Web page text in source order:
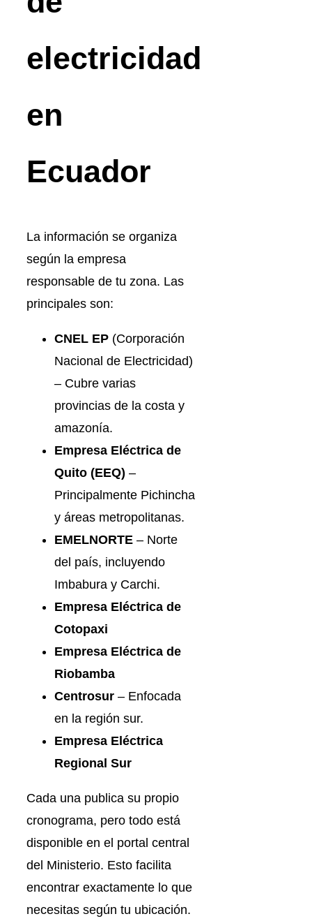
electricidad
en
Ecuador
La información se organiza
según la empresa
responsable de tu zona. Las
principales son:
CNEL EP (Corporación
Nacional de Electricidad)
– Cubre varias
provincias de la costa y
amazonía.
Empresa Eléctrica de
Quito (EEQ) –
Principalmente Pichincha
y áreas metropolitanas.
EMELNORTE – Norte
del país, incluyendo
Imbabura y Carchi.
Empresa Eléctrica de
Cotopaxi
Empresa Eléctrica de
Riobamba
Centrosur – Enfocada
en la región sur.
Empresa Eléctrica
Regional Sur
Cada una publica su propio
cronograma, pero todo está
disponible en el portal central
del Ministerio. Esto facilita
encontrar exactamente lo que
necesitas según tu ubicación.